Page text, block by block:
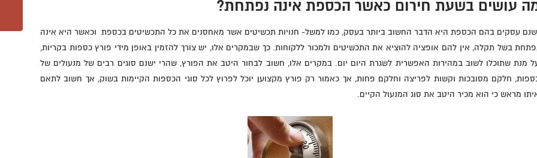
עושים בשעת חירום כאשר הכספת אינה נפתחת?
עסקים בהם הכספת היא הדבר החשוב ביותר בעסק, כמו למשל- חנויות תכשיטים אשר מאחסנים את כל התכשיטים בכספת וכאשר היא אינה
בשל תקלה, אין להם אופציה להוציא את התכשיטים ולמכור ללקוחות. כך שבמקרים אלו, יש צורך להזמין באופן מידי פורץ כספות בקריות,
מנת שתוכלו לשוב במהירות האפשרית לשגרת היום יום. במקרים אלו, חשוב לבחור היטב את הפורץ, שהרי ישנם סוגים רבים של מנעולים של
חלקם מסובכות וקשות לפריצה וחלקם פחות, אך כאמור רק פורץ מקצוען יוכל לפרוץ לכל סוגי הכספות הקיימות בשוק, אך חשוב לתאם
מראש כי הוא מכיר היטב את סוג המנעול הקיים.